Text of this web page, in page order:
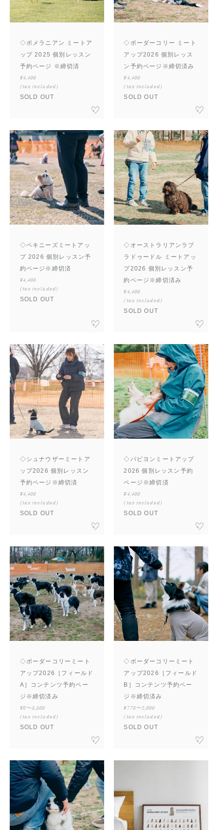
◇ポメラニアン ミートア
ップ 2025 個別レッスン
予約ページ ※締切済
¥4,400
(tax included)
SOLD OUT
◇ボーダーコリー ミート
アップ2026 個別レッス
ン予約ページ※締切済み
¥4,400
(tax included)
SOLD OUT
◇ペキニーズミートアッ
プ 2026 個別レッスン予
約ページ※締切済
¥4,400
(tax included)
SOLD OUT
◇オーストラリアンラブ
ラドゥードル ミートアッ
プ2026 個別レッスン予
約ページ※締切済み
¥4,400
(tax included)
SOLD OUT
◇シュナウザーミートア
ップ2026 個別レッスン
予約ページ※締切済
¥4,400
(tax included)
SOLD OUT
◇パピヨンミートアップ
2026 個別レッスン予約
ページ※締切済
¥4,400
(tax included)
SOLD OUT
◇ボーダーコリーミート
アップ2026［フィールド
A］コンテンツ予約ペー
ジ※締切済み
¥0〜3,500
(tax included)
SOLD OUT
◇ボーダーコリーミート
アップ2026［フィールド
B］コンテンツ予約ペー
ジ※締切済み
¥770〜2,000
(tax included)
SOLD OUT